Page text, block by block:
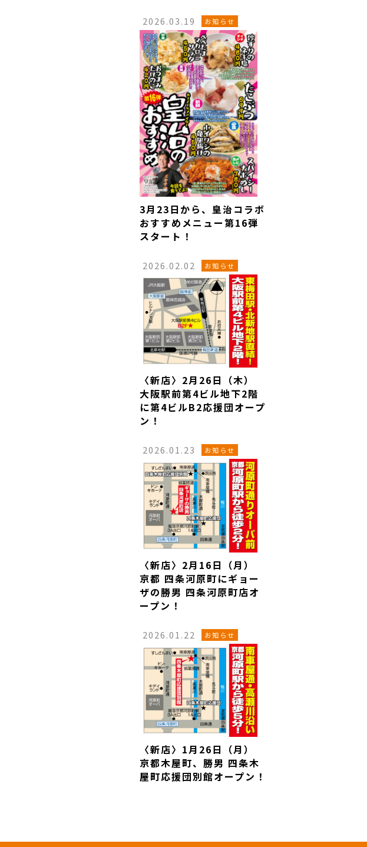
2026.03.19 お知らせ
3月23日から、皇治コラボ
おすすめメニュー第16弾
スタート！
2026.02.02 お知らせ
〈新店〉2月26日（木）
大阪駅前第4ビル地下2階
に第4ビルB2応援団オープ
ン！
2026.01.23 お知らせ
〈新店〉2月16日（月）
京都 四条河原町にギョー
ザの勝男 四条河原町店オ
ープン！
2026.01.22 お知らせ
〈新店〉1月26日（月）
京都木屋町、勝男 四条木
屋町応援団別館オープン！